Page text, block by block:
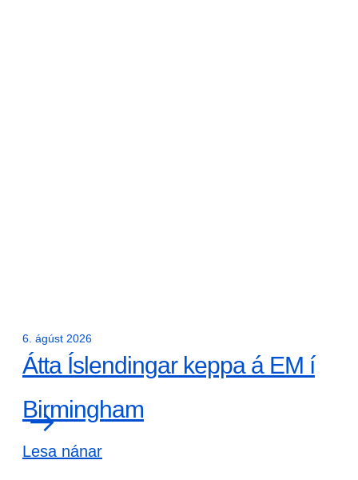
6. ágúst 2026
Átta Íslendingar keppa á EM í
Birmingham
Lesa nánar